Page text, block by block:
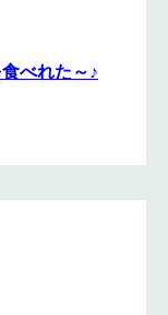
べれた～♪